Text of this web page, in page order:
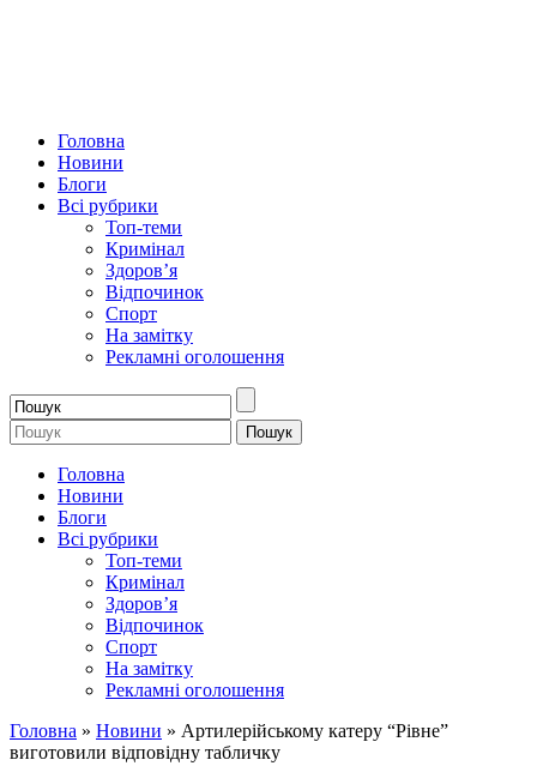
Головна
Новини
Блоги
Всі рубрики
Топ-теми
Кримінал
Здоров’я
Відпочинок
Спорт
На замітку
Рекламні оголошення
Головна
Новини
Блоги
Всі рубрики
Топ-теми
Кримінал
Здоров’я
Відпочинок
Спорт
На замітку
Рекламні оголошення
Головна » Новини » Артилерійському катеру “Рівне”
виготовили відповідну табличку